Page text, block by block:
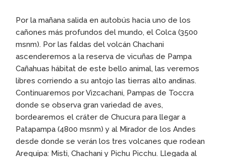
Por la mañana salida en autobús hacia uno de los
cañones más profundos del mundo, el Colca (3500
msnm). Por las faldas del volcán Chachani
ascenderemos a la reserva de vicuñas de Pampa
Cañahuas hábitat de este bello animal, las veremos
libres corriendo a su antojo las tierras alto andinas.
Continuaremos por Vizcachani, Pampas de Toccra
donde se observa gran variedad de aves,
bordearemos el cráter de Chucura para llegar a
Patapampa (4800 msnm) y al Mirador de los Andes
desde donde se verán los tres volcanes que rodean
Arequipa: Misti, Chachani y Pichu Picchu. Llegada al